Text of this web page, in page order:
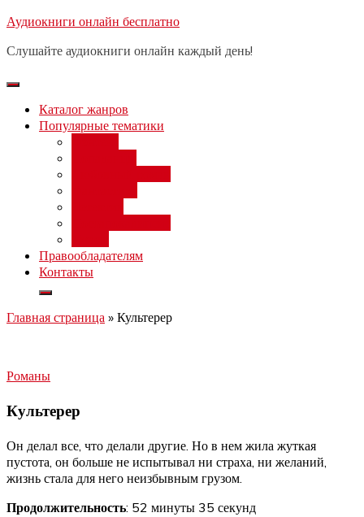
Перейти
содержимому
Аудиокниги онлайн бесплатно
Слушайте аудиокниги онлайн каждый день!
Каталог жанров
Популярные тематики
Правообладателям
Контакты
Главная страница » Культерер
Романы
Культерер
Он делал все, что делали другие. Но в нем жила жуткая
пустота, он больше не испытывал ни страха, ни желаний,
жизнь стала для него неизбывным грузом.
Продолжительность: 52 минуты 35 секунд
Бесплатный вебинар: заработок
день